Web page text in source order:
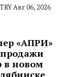
Авг 06, 2026
«АПРИ»
в новом